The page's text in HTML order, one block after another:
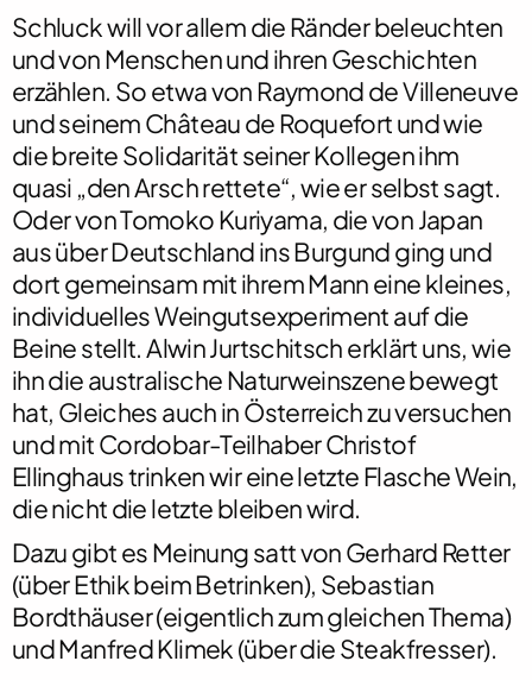
Schluckwill vor allem die Ränder beleuchten
und von Menschen und ihren Geschichten
erzählen. So etwa von Raymond de Villeneuve
und seinemChâteau de Roquefortund wie
die breite Solidarität seiner Kollegen ihm
quasi „den Arsch rettete“, wie er selbst sagt.
Oder von Tomoko Kuriyama, die von Japan
aus über Deutschland ins Burgund ging und
dort gemeinsam mit ihrem Mann eine kleines,
individuelles Weingutsexperiment auf die
Beine stellt. Alwin Jurtschitsch erklärt uns, wie
ihn die australische Naturweinszene bewegt
hat, Gleiches auch in Österreich zu versuchen
und mitCordobar-Teilhaber Christof
Ellinghaus trinken wir eine letzte Flasche Wein,
die nicht die letzte bleiben wird.
Dazu gibt es Meinung satt von Gerhard Retter
(über Ethik beim Betrinken), Sebastian
Bordthäuser (eigentlich zum gleichen Thema)
und Manfred Klimek (über die Steakfresser).